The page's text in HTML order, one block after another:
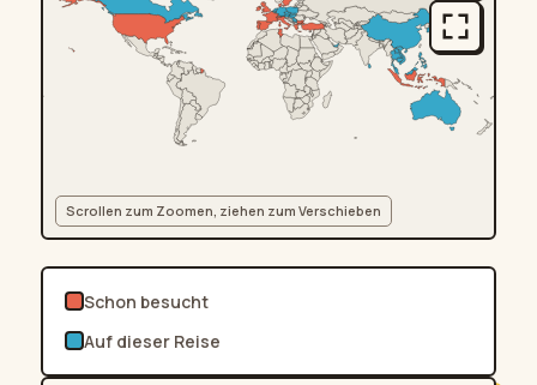
Scrollen zum Zoomen, ziehen zum Verschieben
Schon besucht
Auf dieser Reise